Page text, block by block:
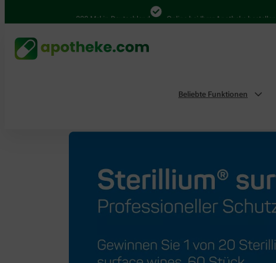
4.000 Mal in Deutschland Online bei Ihrer Apotheke bestellen
Beliebte Funktionen